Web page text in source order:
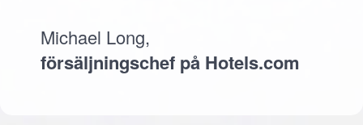
Michael Long,
försäljningschef på Hotels.com